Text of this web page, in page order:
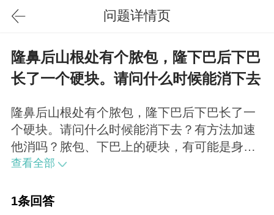
问题详情页
隆鼻后山根处有个脓包，隆下巴后下巴
长了一个硬块。请问什么时候能消下去
隆鼻后山根处有个脓包，隆下巴后下巴长了一
个硬块。请问什么时候能消下去？有方法加速
他消吗？脓包、下巴上的硬块，有可能是身体
发炎导致的结节，也可能是假体的炎症，建议
查看全部
1条回答